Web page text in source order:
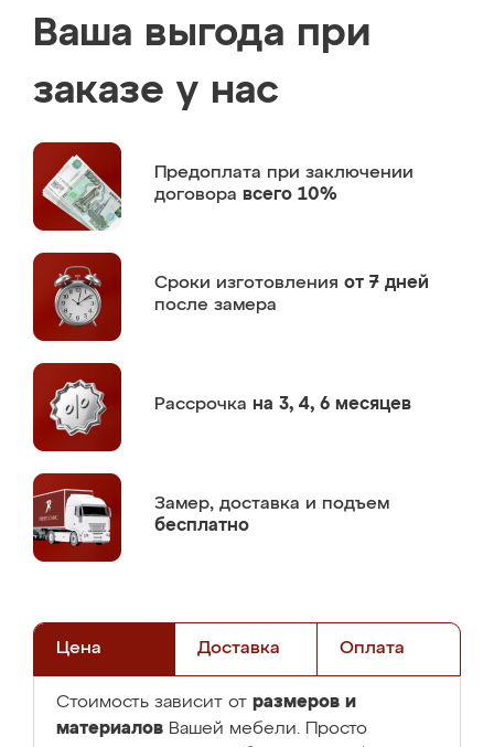
Ваша выгода при
заказе у нас
Предоплата при заключении
договора всего 10%
Сроки изготовления от 7 дней
после замера
Рассрочка на 3, 4, 6 месяцев
Замер, доставка и подъем
бесплатно
Цена Доставка Оплата
Стоимость зависит от размеров и
материалов Вашей мебели. Просто